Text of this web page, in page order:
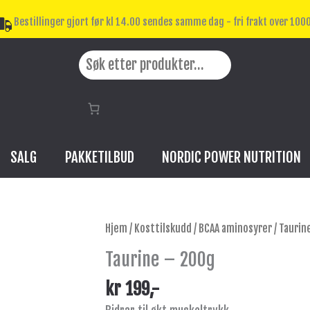
Bestillinger gjort før kl 14.00 sendes samme dag - fri frakt over
SALG PAKKETILBUD NORDIC POWER NUTRITION
Hjem / Kosttilskudd / BCAA aminosyrer/
Taurine – 200g
kr199,-
Taurine
200g
antall